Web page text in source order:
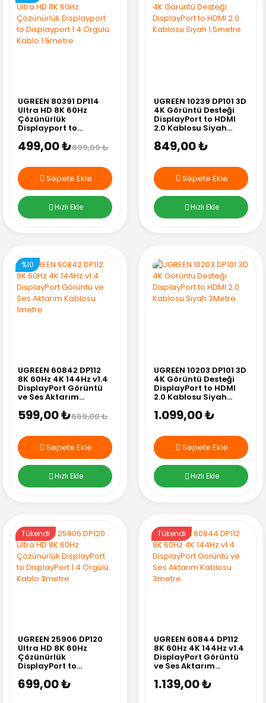
UGREEN 80391 DP114
Ultra HD 8K 60Hz
Çözünürlük
Displayport to
Kablo 1.5metre
499,00 ₺899,00 ₺
Sepete Ekle
Hızlı Ekle
UGREEN 10239 DP101 3D
4K Görüntü Desteği
DisplayPort to HDMI
2.0 Kablosu Siyah
849,00 ₺
Sepete Ekle
Hızlı Ekle
%10
UGREEN 60842 DP112
8K 60Hz 4K 144Hz v1.4
DisplayPort Görüntü
ve Ses Aktarım
599,00 ₺669,00 ₺
Sepete Ekle
Hızlı Ekle
UGREEN 10203 DP101 3D
4K Görüntü Desteği
DisplayPort to HDMI
2.0 Kablosu Siyah
1.099,00 ₺
Sepete Ekle
Hızlı Ekle
Tükendi
UGREEN 25906 DP120
Ultra HD 8K 60Hz
Çözünürlük
DisplayPort to
Kablo 3metre
699,00 ₺
Tükendi
UGREEN 60844 DP112
8K 60Hz 4K 144Hz v1.4
DisplayPort Görüntü
ve Ses Aktarım
1.139,00 ₺